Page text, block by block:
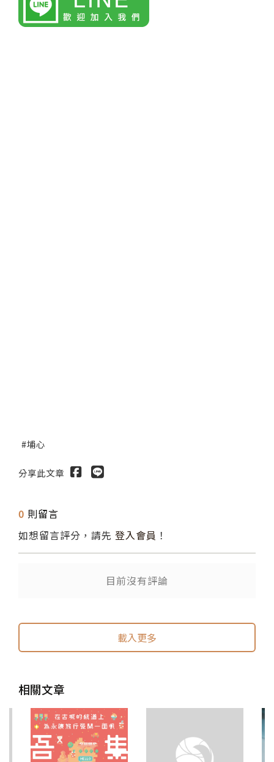
埔心
分享此文章
0 則留言
如想留言評分，請先 登入會員 ！
目前沒有評論
載入更多
相關文章